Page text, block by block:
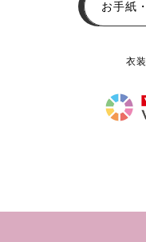
お手紙
衣